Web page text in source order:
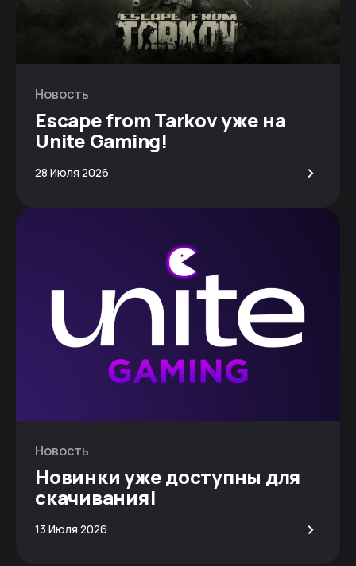
Новость
Escape from Tarkov уже на
Unite Gaming!
28 Июля 2026 >
Новость
Новинки уже доступны для
скачивания!
13 Июля 2026 >